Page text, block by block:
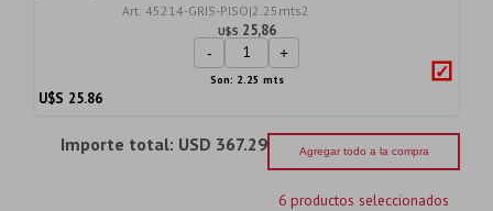
Art: 45214-GRIS-PISO|2.25mts2
U$S 25,86
- +
Son: 2.25 mts
U$S 25.86
Importe total: USD 367.29 Agregar todo a la compra
6 productos seleccionados